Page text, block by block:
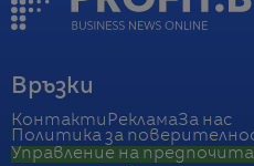
Връзки
Контакти РекламаЗа нас
Политика за
Управление на